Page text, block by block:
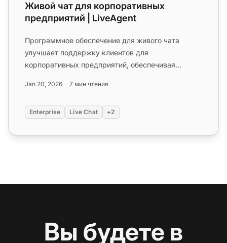
Живой чат для корпоративных
предприятий | LiveAgent
Программное обеспечение для живого чата
улучшает поддержку клиентов для
корпоративных предприятий, обеспечивая
персонализированный о...
Jan 20, 2026 7 мин чтения
Enterprise Live Chat +2
Вы будете в